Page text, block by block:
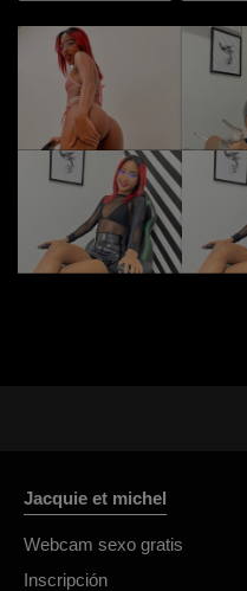
Jacquie et michel
Webcam sexo gratis
Inscripción